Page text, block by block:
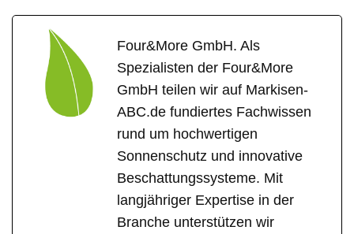
Four&More GmbH. Als
Spezialisten der Four&More
GmbH teilen wir auf Markisen-
ABC.de fundiertes Fachwissen
rund um hochwertigen
Sonnenschutz und innovative
Beschattungssysteme. Mit
langjähriger Expertise in der
Branche unterstützen wir